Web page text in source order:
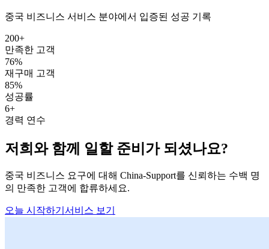
중국 비즈니스 서비스 분야에서 입증된 성공 기록
200+
만족한 고객
76%
재구매 고객
85%
성공률
6+
경력 연수
저희와 함께 일할 준비가 되셨나요?
중국 비즈니스 요구에 대해 China-Support를 신뢰하는 수백 명
의 만족한 고객에 합류하세요.
오늘 시작하기 서비스 보기